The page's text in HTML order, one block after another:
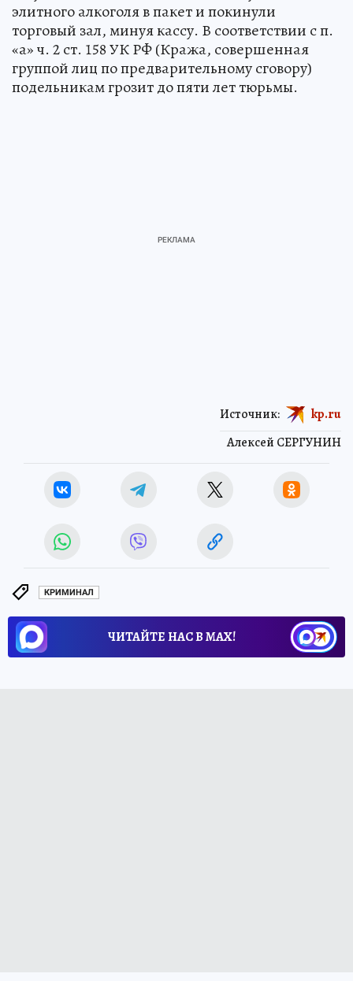
элитного алкоголя в пакет и покинули
торговый зал, минуя кассу. В соответствии с п.
«а» ч. 2 ст. 158 УК РФ (Кража, совершенная
группой лиц по предварительному сговору)
подельникам грозит до пяти лет тюрьмы.
Алексей СЕРГУНИН
Источник: kp.ru
КРИМИНАЛ
ЧИТАЙТЕ НАС В МАХ!